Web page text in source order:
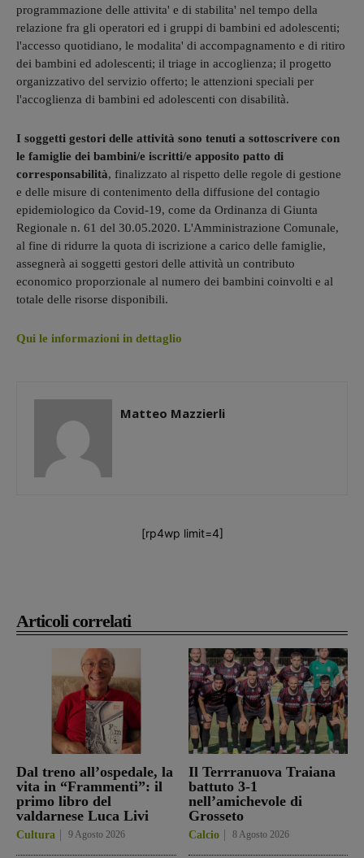
Articoli correlati
Dal treno all’ospedale, la
vita in “Frammenti”: il
primo libro del
valdarnese Luca Livi
Cultura 9 Agosto 2026
Il Terrranuova Traiana
battuto 3-1
nell’amichevole di
Grosseto
Calcio 8 Agosto 2026
programmazione delle attivita' e di stabilita' nel tempo della
relazione fra gli operatori ed i gruppi di bambini ed adolescenti;
l'accesso quotidiano, le modalita' di accompagnamento e di ritiro
dei bambini ed adolescenti; il triage in accoglienza; il progetto
organizzativo del servizio offerto; le attenzioni speciali per
l'accoglienza di bambini ed adolescenti con disabilità.
I soggetti gestori delle attività sono tenuti a sottoscrivere con
le famiglie dei bambini/e iscritti/e apposito patto di
corresponsabilità, finalizzato al rispetto delle regole di gestione
e delle misure di contenimento della diffusione del contagio
epidemiologico da Covid-19, come da Ordinanza di Giunta
Regionale n. 61 del 30.05.2020. L'Amministrazione Comunale,
al fine di ridurre la quota di iscrizione a carico delle famiglie,
assegnerà ai soggetti gestori delle attività un contributo
economico proporzionale al numero dei bambini coinvolti e al
totale delle risorse disponibili.
Qui le informazioni in dettaglio
Matteo Mazzierli
[rp4wp limit=4]